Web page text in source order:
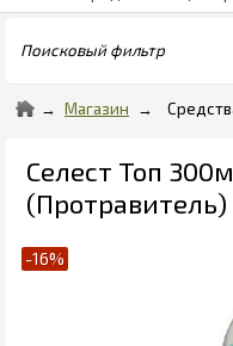
Поисковый фильтр
Магазин
Селест Топ
(Протравитель)
-16%